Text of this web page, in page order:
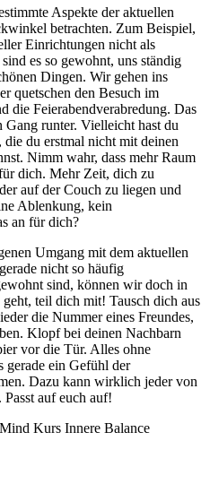
Aspekte der aktuellen
betrachten. Zum Beispiel,
Einrichtungen nicht als
es so gewohnt, uns ständig
Dingen. Wir gehen ins
quetschen den Besuch im
die Feierabendverabredung. Das
Gang runter. Vielleicht hast du
du erstmal nicht mit deinen
Nimm wahr, dass mehr Raum
dich. Mehr Zeit, dich zu
auf der Couch zu liegen und
Ablenkung, kein
an für dich?
Umgang mit dem aktuellen
nicht so häufig
sind, können wir doch in
teil dich mit! Tausch dich aus
die Nummer eines Freundes,
Klopf bei deinen Nachbarn
vor die Tür. Alles ohne
gerade ein Gefühl der
Dazu kann wirklich jeder von
auf euch auf!
Kurs Innere Balance